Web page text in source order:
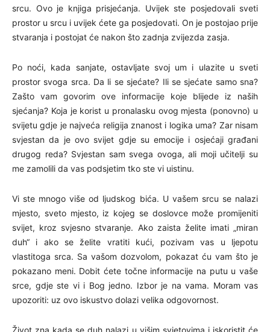
srcu. Ovo je knjiga prisjećanja. Uvijek ste posjedovali sveti
prostor u srcu i uvijek ćete ga posjedovati. On je postojao prije
stvaranja i postojat će nakon što zadnja zvijezda zasja.
Po noći, kada sanjate, ostavljate svoj um i ulazite u sveti
prostor svoga srca. Da li se sjećate? Ili se sjećate samo sna?
Zašto vam govorim ove informacije koje blijede iz naših
sjećanja? Koja je korist u pronalasku ovog mjesta (ponovno) u
svijetu gdje je najveća religija znanost i logika uma? Zar nisam
svjestan da je ovo svijet gdje su emocije i osjećaji građani
drugog reda? Svjestan sam svega ovoga, ali moji učitelji su
me zamolili da vas podsjetim tko ste vi uistinu.
Vi ste mnogo više od ljudskog bića. U vašem srcu se nalazi
mjesto, sveto mjesto, iz kojeg se doslovce može promijeniti
svijet, kroz svjesno stvaranje. Ako zaista želite imati „miran
duh“ i ako se želite vratiti kući, pozivam vas u ljepotu
vlastitoga srca. Sa vašom dozvolom, pokazat ću vam što je
pokazano meni. Dobit ćete točne informacije na putu u vaše
srce, gdje ste vi i Bog jedno. Izbor je na vama. Moram vas
upozoriti: uz ovo iskustvo dolazi velika odgovornost.